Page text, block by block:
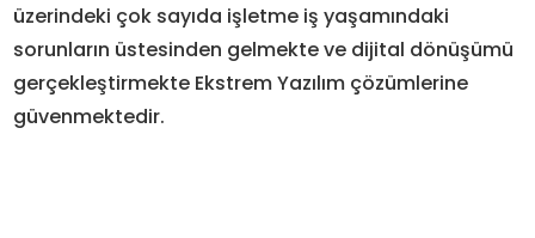
üzerindeki çok sayıda işletme iş yaşamındaki
sorunların üstesinden gelmekte ve dijital dönüşümü
gerçekleştirmekte Ekstrem Yazılım çözümlerine
güvenmektedir.